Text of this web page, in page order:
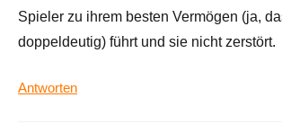
Spieler zu ihrem besten Vermögen (ja,
doppeldeutig) führt und sie nicht zerstört.
Antworten